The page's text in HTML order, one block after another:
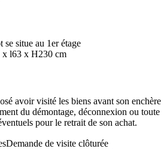
situe au 1er étage
x l63 x H230 cm
avoir visité les biens avant son enchère
du démontage, déconnexion ou toute
pour le retrait de son achat.
Demande de visite clôturée